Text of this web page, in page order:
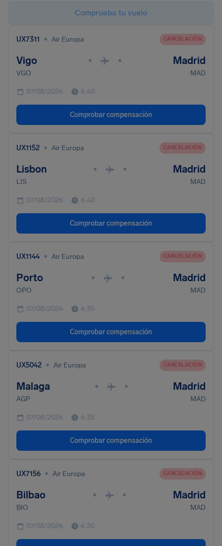
Comprueba tu vuelo
UX7311 • Air Europa CANCELACIÓN
Vigo • • Madrid
VGO MAD
07/08/2026 6:40
Comprobar compensación
UX1152 • Air Europa CANCELACIÓN
Lisbon • • Madrid
LIS MAD
07/08/2026 6:40
Comprobar compensación
UX1144 • Air Europa CANCELACIÓN
Porto • • Madrid
OPO MAD
07/08/2026 6:35
Comprobar compensación
UX5042 • Air Europa CANCELACIÓN
Malaga • • Madrid
AGP MAD
07/08/2026 6:35
Comprobar compensación
UX7156 • Air Europa CANCELACIÓN
Bilbao • • Madrid
BIO MAD
07/08/2026 6:20